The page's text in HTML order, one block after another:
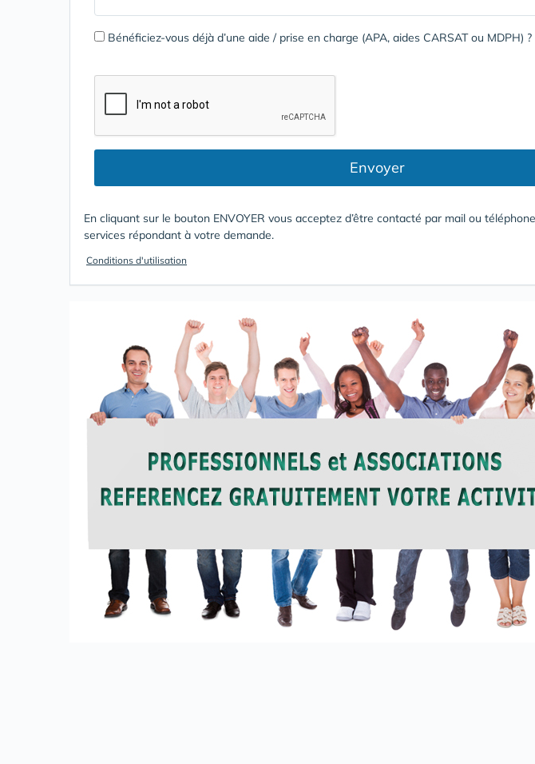
Bénéficiez-vous déjà d’une aide / prise en charge (APA, aides CARSAT ou MDPH) ?
Envoyer
En cliquant sur le bouton ENVOYER vous acceptez d’être contacté par mail ou
services répondant à votre demande.
Conditions d'utilisation